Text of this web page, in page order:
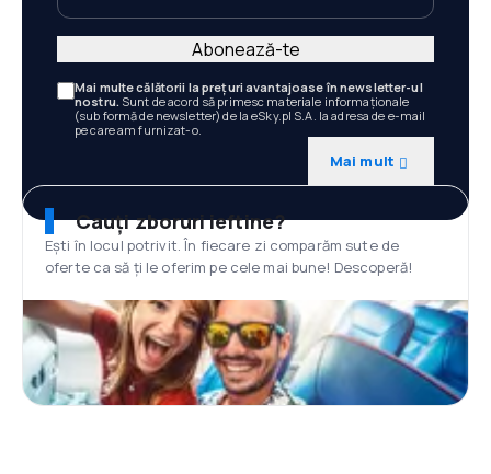
Mai multe călătorii la prețuri avantajoase în newsletter-ul
nostru. Sunt de acord să primesc materiale informaționale
(sub formă de newsletter) de la eSky.pl S.A. la adresa de e-mail
pe care am furnizat-o.
Mai mult
Abonează-te
Cauți zboruri ieftine?
Ești în locul potrivit. În fiecare zi comparăm sute de
oferte ca să ți le oferim pe cele mai bune! Descoperă!